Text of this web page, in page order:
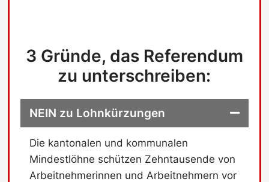
C
c
b
3 Gründe, das Referendum
zu unterschreiben:
NEIN zu Lohnkürzungen
Die kantonalen und kommunalen
Mindestlöhne schützen Zehntausende von
Arbeitnehmerinnen und Arbeitnehmern vor